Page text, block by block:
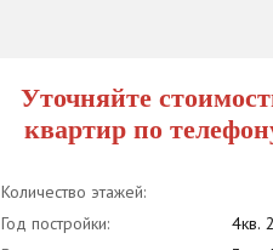
Уточняйте
квартир по
Количество этажей:
Год постройки:
4кв.